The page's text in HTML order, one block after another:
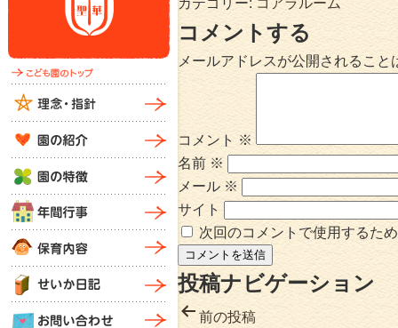
カテゴリー: コアラルーム
コメントする
メールアドレスが公開されること
コメント ※
名前 ※
メール ※
サイト
次回のコメントで使用するた
投稿ナビゲーション
前の投稿